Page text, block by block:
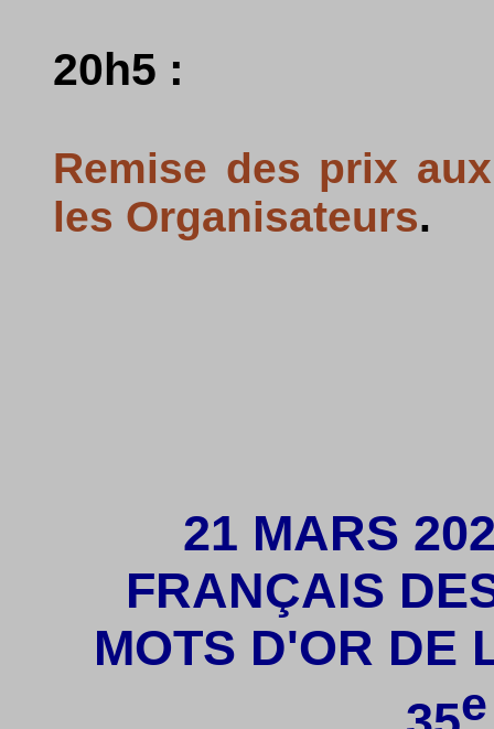
20h5 :
Remise des prix
les Organisateurs.
21 MARS
FRANÇAIS
MOTS D'OR DE
e